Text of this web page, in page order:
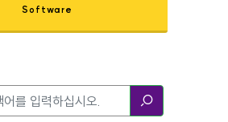
Software